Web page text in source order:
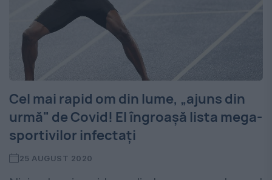
Cel mai rapid om din lume, „ajuns din
urmă" de Covid! El îngroașă lista mega-
sportivilor infectați
25 AUGUST 2020